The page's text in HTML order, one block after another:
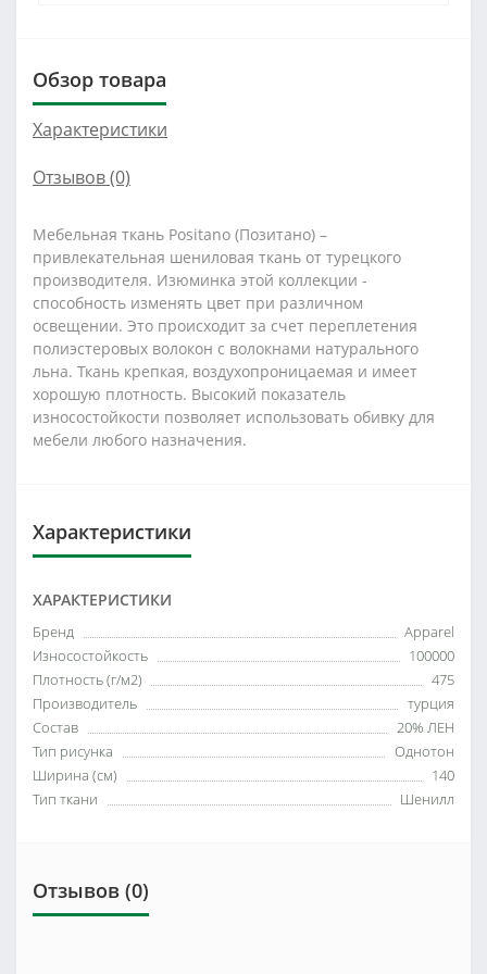
Обзор товара
Характеристики
Отзывов (0)
Мебельная ткань Positano (Позитано) –
привлекательная шениловая ткань от турецкого
производителя. Изюминка этой коллекции -
способность изменять цвет при различном
освещении. Это происходит за счет переплетения
полиэстеровых волокон с волокнами натурального
льна. Ткань крепкая, воздухопроницаемая и имеет
хорошую плотность. Высокий показатель
износостойкости позволяет использовать обивку для
мебели любого назначения.
Характеристики
ХАРАКТЕРИСТИКИ
Бренд
Apparel
Износостойкость
100000
Плотность (г/м2)
475
Производитель
турция
Состав
20% ЛЕН
Тип рисунка
Однотон
Ширина (см)
140
Тип ткани
Шенилл
Отзывов (0)